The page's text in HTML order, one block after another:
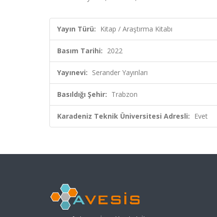
Yayın Türü: Kitap / Araştırma Kitabı
Basım Tarihi: 2022
Yayınevi: Serander Yayınları
Basıldığı Şehir: Trabzon
Karadeniz Teknik Üniversitesi Adresli: Evet